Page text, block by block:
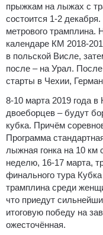
прыжкам на лыжах с
состоится 1-2
метрового трамплина.
календаре КМ 2018-
в польской Висле,
после – на Урал. После
старты в Чехии,
8-10 марта 2019 года
двоеборцев – будут
кубка. Причём
Программа
лыжная гонка на 10
неделю, 16-17 марта,
финального тура
трамплина среди
что приедут
итоговую победу на
ожесточённая.